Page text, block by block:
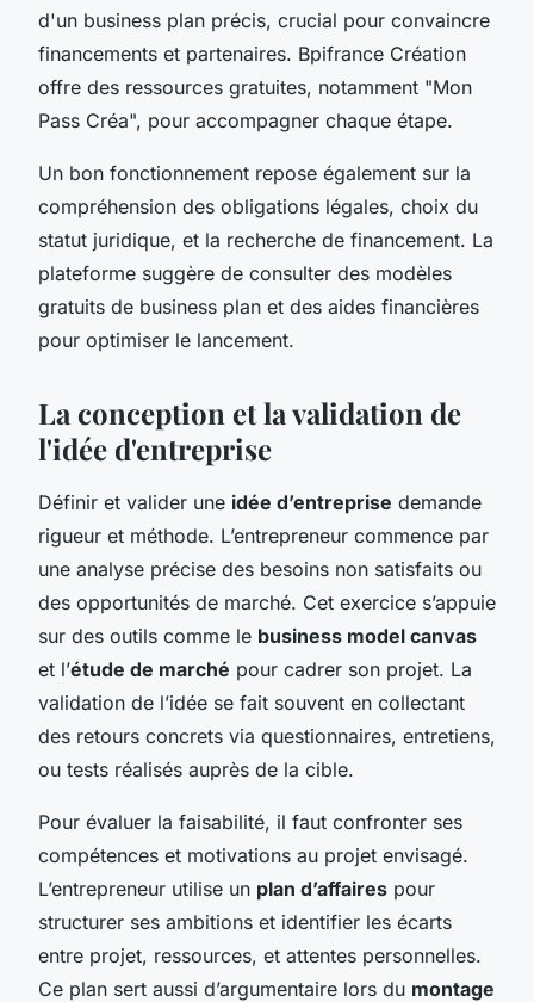
d'un business plan précis, crucial pour convaincre
financements et partenaires. Bpifrance Création
offre des ressources gratuites, notamment "Mon
Pass Créa", pour accompagner chaque étape.
Un bon fonctionnement repose également sur la
compréhension des obligations légales, choix du
statut juridique, et la recherche de financement. La
plateforme suggère de consulter des modèles
gratuits de business plan et des aides financières
pour optimiser le lancement.
La conception et la validation de
l'idée d'entreprise
Définir et valider une idée d’entreprise demande
rigueur et méthode. L’entrepreneur commence par
une analyse précise des besoins non satisfaits ou
des opportunités de marché. Cet exercice s’appuie
sur des outils comme le business model canvas
et l’étude de marché pour cadrer son projet. La
validation de l’idée se fait souvent en collectant
des retours concrets via questionnaires, entretiens,
ou tests réalisés auprès de la cible.
Pour évaluer la faisabilité, il faut confronter ses
compétences et motivations au projet envisagé.
L’entrepreneur utilise un plan d’affaires pour
structurer ses ambitions et identifier les écarts
entre projet, ressources, et attentes personnelles.
Ce plan sert aussi d’argumentaire lors du montage